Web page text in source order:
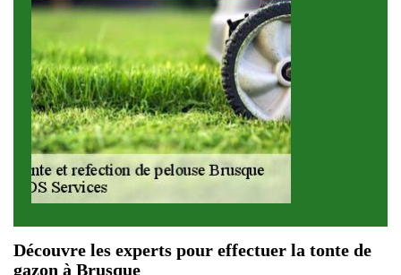
Découvre les experts pour effectuer la tonte de
gazon à Brusque